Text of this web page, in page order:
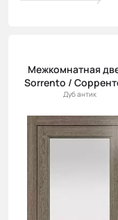
Межкомнатная
Sorrento /
Дуб антик